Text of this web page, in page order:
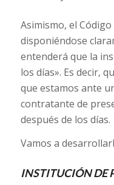
Asimismo, el
disponiéndose
entenderá que la
los días». Es decir,
que estamos ante
contratante de
después de los días.
Vamos a
INSTITUCIÓN DE